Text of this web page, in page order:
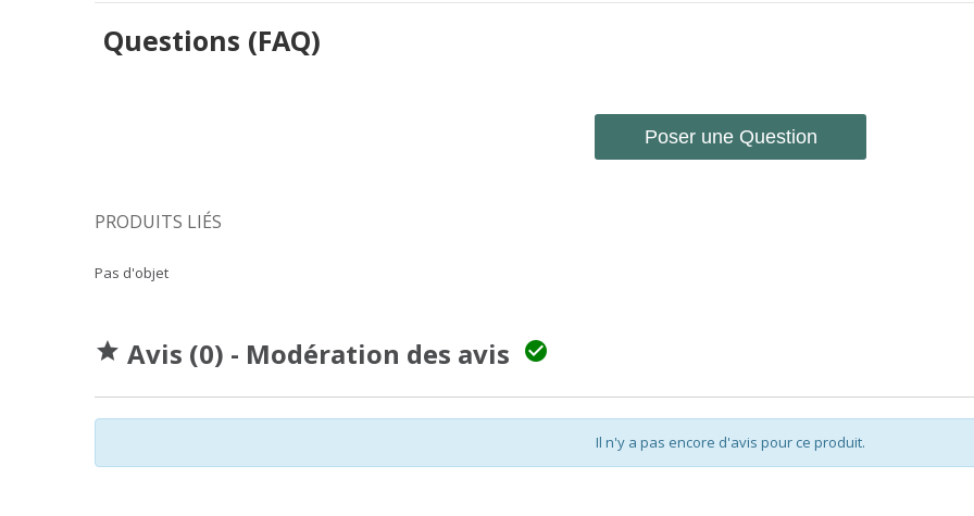
Questions (FAQ)
Poser une Question
PRODUITS LIÉS
Pas d'objet
 Avis (0) - Modération des avis 
Il n'y a pas encore d'avis pour ce produit.